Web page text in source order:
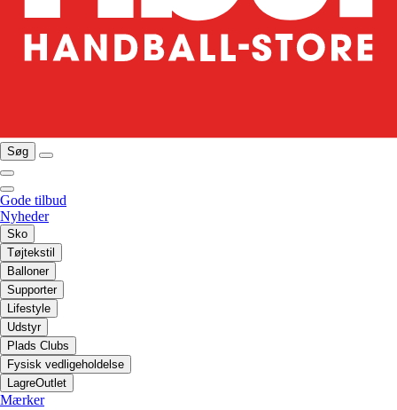
Søg
Gode tilbud
Nyheder
Sko
Tøjtekstil
Balloner
Supporter
Lifestyle
Udstyr
Plads Clubs
Fysisk vedligeholdelse
LagreOutlet
Mærker